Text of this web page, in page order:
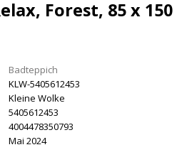
Forest, 85 x 150
Badteppich
KLW-5405612453
Kleine Wolke
5405612453
4004478350793
Mai 2024